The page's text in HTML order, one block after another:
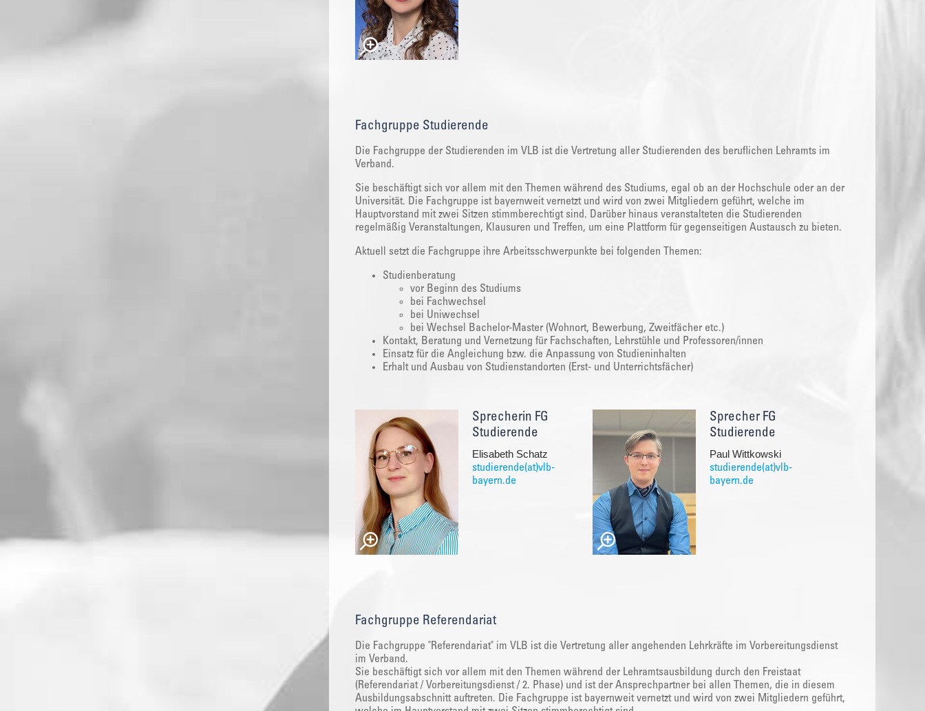
Fachgruppe Studierende
‌Die Fachgruppe der Studierenden im VLB ist die Vertretung aller Studierenden des beruflichen Lehramts im
Verband.
Sie beschäftigt sich vor allem mit den Themen während des Studiums, egal ob an der Hochschule oder an der
Universität. Die Fachgruppe ist bayernweit vernetzt und wird von zwei Mitgliedern geführt, welche im
Hauptvorstand mit zwei Sitzen stimmberechtigt sind. Darüber hinaus veranstalteten die Studierenden
regelmäßig Veranstaltungen, Klausuren und Treffen, um eine Plattform für gegenseitigen Austausch zu bieten.
Aktuell setzt die Fachgruppe ihre Arbeitsschwerpunkte bei folgenden Themen:
Studienberatung
vor Beginn des Studiums
bei Fachwechsel
bei Uniwechsel
bei Wechsel Bachelor-Master (Wohnort, Bewerbung, Zweitfächer etc.)
Kontakt, Beratung und Vernetzung für Fachschaften, Lehrstühle und Professoren/innen
Einsatz für die Angleichung bzw. die Anpassung von Studieninhalten
Erhalt und Ausbau von Studienstandorten (Erst- und Unterrichtsfächer)
Sprecherin FG
Studierende
Elisabeth Schatz
studierende(at)vlb-
bayern.de
Sprecher FG
Studierende
Paul Wittkowski
studierende(at)vlb-
bayern.de
Fachgruppe Referendariat
Die Fachgruppe "Referendariat" im VLB ist die Vertretung aller angehenden Lehrkräfte im Vorbereitungsdienst
im Verband.
Sie beschäftigt sich vor allem mit den Themen während der Lehramtsausbildung durch den Freistaat
(Referendariat / Vorbereitungsdienst / 2. Phase) und ist der Ansprechpartner bei allen Themen, die in diesem
Ausbildungsabschnitt auftreten. Die Fachgruppe ist bayernweit vernetzt und wird von zwei Mitgliedern geführt,